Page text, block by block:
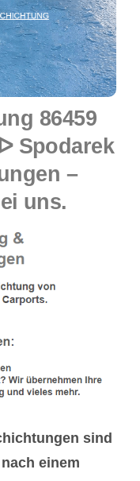
86459
Spodarek
–
uns.
sind
einem